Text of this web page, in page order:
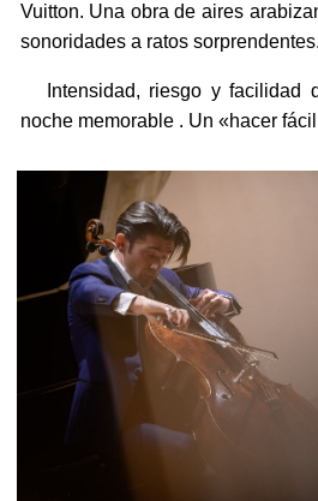
Vuitton. Una obra de aires
sonoridades a ratos sorprendentes.
Intensidad, riesgo y facilidad
noche memorable . Un «hacer